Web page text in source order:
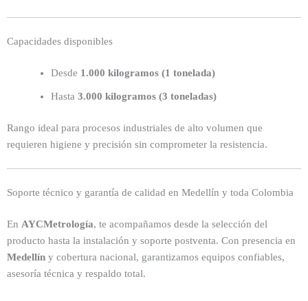
Capacidades disponibles
Desde 1.000 kilogramos (1 tonelada)
Hasta 3.000 kilogramos (3 toneladas)
Rango ideal para procesos industriales de alto volumen que
requieren higiene y precisión sin comprometer la resistencia.
Soporte técnico y garantía de calidad en Medellín y toda Colombia
En AYCMetrología, te acompañamos desde la selección del
producto hasta la instalación y soporte postventa. Con presencia en
Medellín y cobertura nacional, garantizamos equipos confiables,
asesoría técnica y respaldo total.